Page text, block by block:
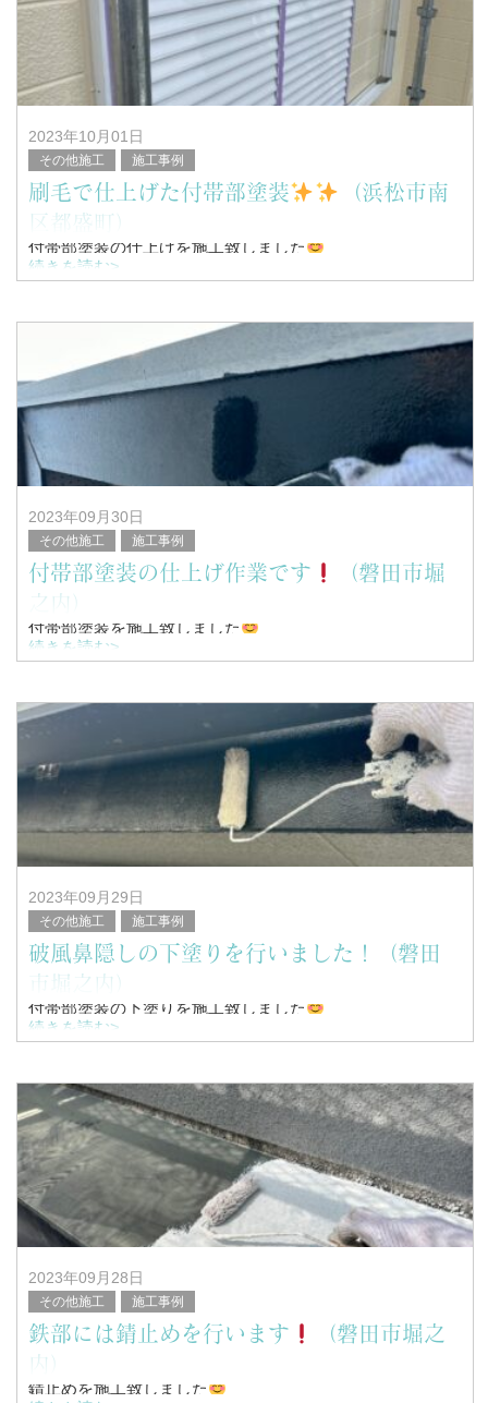
浜松市南区を中心に塗装工事全般を行っている、
塗替家の堤と申します。
&nb
2023年10月01日
その他施工 施工事例
刷毛で仕上げた付帯部塗装
（浜松市南
区都盛町）
付帯部塗装の仕上げを施工致しました
こんにちは！
浜松市南区を中心に塗装工事全般を行っている、
続きを読む>
2023年09月30日
その他施工 施工事例
付帯部塗装の仕上げ作業です
（磐田市堀
之内）
付帯部塗装を施工致しました
こんにちは！
浜松市南区を中心に塗装工事全般を行っている、
塗替家の堤と申します。
続きを読む>
2023年09月29日
その他施工 施工事例
破風鼻隠しの下塗りを行いました！（磐田
市堀之内）
付帯部塗装の下塗りを施工致しました
こんにちは！
浜松市南区を中心に塗装工事全般を行っている、
塗替家の堤と申します。
続きを読む>
2023年09月28日
その他施工 施工事例
鉄部には錆止めを行います
（磐田市堀之
内）
錆止めを施工致しました